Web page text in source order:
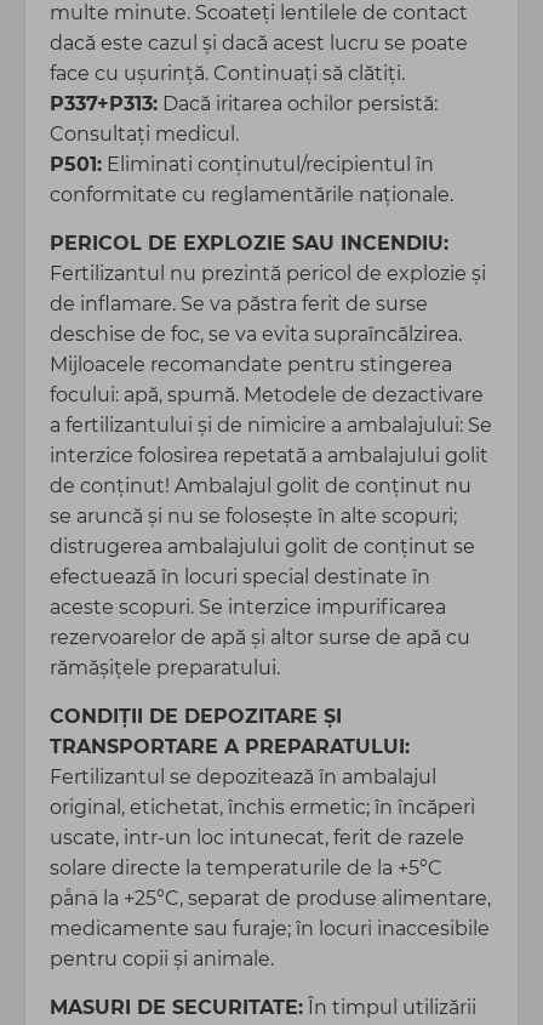
multe minute. Scoateți lentilele de contact
dacă este cazul şi dacă acest lucru se poate
face cu uşurinţă. Continuați să clătiți.
P337+P313: Dacă iritarea ochilor persistă:
Consultați medicul.
P501: Eliminati conținutul/recipientul în
conformitate cu reglamentările naționale.
PERICOL DE EXPLOZIE SAU INCENDIU:
Fertilizantul nu prezintă pericol de explozie şi
de inflamare. Se va păstra ferit de surse
deschise de foc, se va evita supraîncălzirea.
Mijloacele recomandate pentru stingerea
focului: apă, spumă. Metodele de dezactivare
a fertilizantului şi de nimicire a ambalajului: Se
interzice folosirea repetată a ambalajului golit
de conținut! Ambalajul golit de conţinut nu
se aruncă şi nu se foloseşte în alte scopuri;
distrugerea ambalajului golit de conținut se
efectuează în locuri special destinate în
aceste scopuri. Se interzice impurificarea
rezervoarelor de apă şi altor surse de apă cu
rămăşiţele preparatului.
CONDIŢII DE DEPOZITARE ŞI
TRANSPORTARE A PREPARATULUI:
Fertilizantul se depozitează în ambalajul
original, etichetat, închis ermetic; în încăperi
uscate, intr-un loc intunecat, ferit de razele
solare directe la temperaturile de la +5°C
pånä la +25°C, separat de produse alimentare,
medicamente sau furaje; în locuri inaccesibile
pentru copii şi animale.
MASURI DE SECURITATE: În timpul utilizării